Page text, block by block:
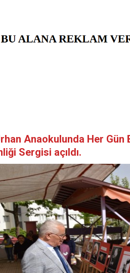
Anaokulunda Her
Sergisi açıldı.